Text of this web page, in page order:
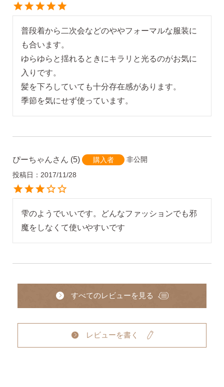
普段着から二次会などのややフォーマルな服装に
も合います。
ゆらゆらと揺れるときにキラリと光るのがお気に
入りです。
髪を下ろしていても十分存在感があります。
季節を気にせず使っています。
ぴーちゃん 5 購入者
非公開
投稿日
2017/11/28
雫のようでいいです。どんなファッションでも邪
魔をしなくて使いやすいです
すべてのレビューを見る
レビューを書く